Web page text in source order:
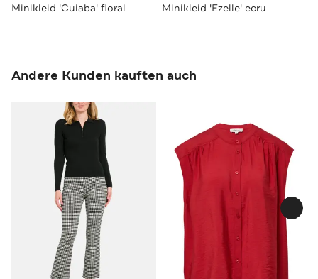
Minikleid 'Cuiaba' floral Minikleid 'Ezelle' ecru
Andere Kunden kauften auch